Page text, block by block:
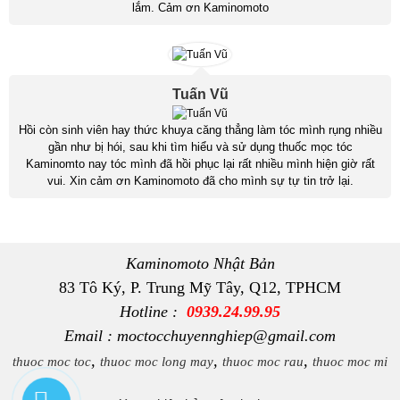
lắm. Cảm ơn Kaminomoto
Tuấn Vũ
Hồi còn sinh viên hay thức khuya căng thẳng làm tóc mình rụng nhiều
gần như bị hói, sau khi tìm hiểu và sử dụng thuốc mọc tóc
Kaminomto nay tóc mình đã hồi phục lại rất nhiều mình hiện giờ rất
vui. Xin cảm ơn Kaminomoto đã cho mình sự tự tin trở lại.
Kaminomoto Nhật Bản
83 Tô Ký, P. Trung Mỹ Tây, Q12, TPHCM
Hotline : 0939.24.99.95
Email : moctocchuyennghiep@gmail.com
thuoc moc toc, thuoc moc long may, thuoc moc rau, thuoc moc mi